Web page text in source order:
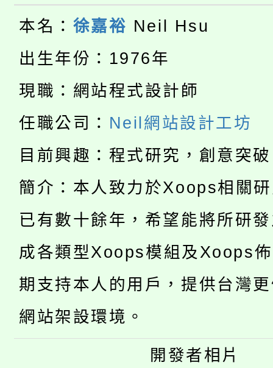
半價優惠，詳情可洽有
者。
份教師增能研習
大溪自造教育及科技中
份教師研習
淨零綠生活教案入校路
會
程
8/21下午1時於龍潭區
YOUNG桃局內行報名
局官網。
8月14至27日，桃園電
開!
115年桃園市運動會8/
田徑場及游泳池舉行。
桃園市低收入戶享有免
視費優惠，中低收入戶
半價優惠，詳情可洽有
大園自造教育及科技中
份教師增能研習
大溪自造教育及科技中
份教師研習
淨零綠生活教案入校路
本名： 徐嘉裕 Neil Hsu
出生年份：1976年
現職：網站程式設計師
任職公司： Neil網站設計工坊
目前興趣：程式研究，創意突
簡介：本人致力於Xoops相關
已有數十餘年，希望能將所研
成各類型Xoops模組及Xoops
期支持本人的用戶，提供台灣
網站架設環境。
開發者相片